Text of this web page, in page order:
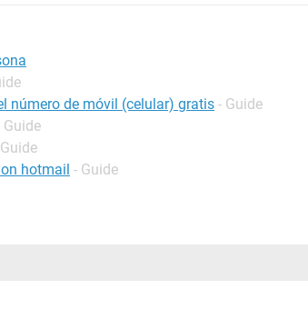
número de móvil (celular) gratis - Guide
Guide
hotmail - Guide